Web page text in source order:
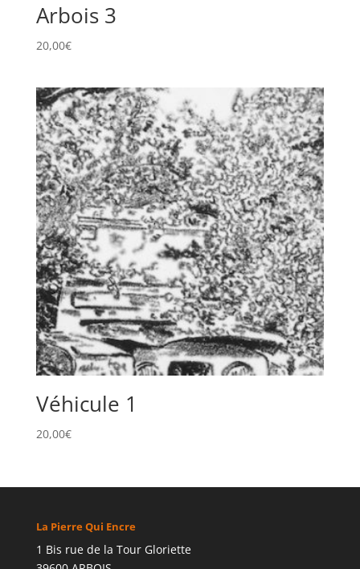
Arbois 3
20,00€
Véhicule 1
20,00€
La Pierre Qui Encre
1 Bis rue de la Tour Gloriette